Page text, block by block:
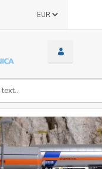
EUR